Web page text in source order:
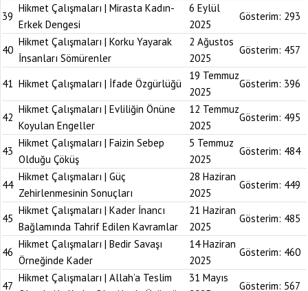
39
Hikmet Çalışmaları | Mirasta Kadın-
Erkek Dengesi
6 Eylül
2025
Gösterim: 293
40
Hikmet Çalışmaları | Korku Yayarak
İnsanları Sömürenler
2 Ağustos
2025
Gösterim: 457
41 Hikmet Çalışmaları | İfade Özgürlüğü
19 Temmuz
2025
Gösterim: 396
42
Hikmet Çalışmaları | Evliliğin Önüne
Koyulan Engeller
12 Temmuz
2025
Gösterim: 495
43
Hikmet Çalışmaları | Faizin Sebep
Olduğu Çöküş
5 Temmuz
2025
Gösterim: 484
44
Hikmet Çalışmaları | Güç
Zehirlenmesinin Sonuçları
28 Haziran
2025
Gösterim: 449
45
Hikmet Çalışmaları | Kader İnancı
Bağlamında Tahrif Edilen Kavramlar
21 Haziran
2025
Gösterim: 485
46
Hikmet Çalışmaları | Bedir Savaşı
Örneğinde Kader
14 Haziran
2025
Gösterim: 460
47
Hikmet Çalışmaları | Allah’a Teslim
31 Mayıs
Gösterim: 567